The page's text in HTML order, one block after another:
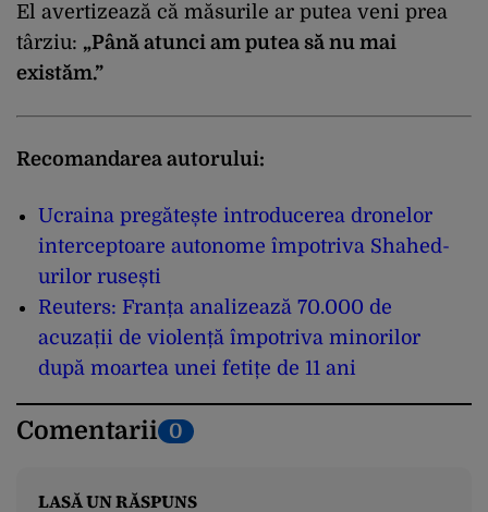
El avertizează că măsurile ar putea veni prea
târziu: „Până atunci am putea să nu mai
existăm.”
Recomandarea autorului:
Ucraina pregătește introducerea dronelor
interceptoare autonome împotriva Shahed-
urilor rusești
Reuters: Franța analizează 70.000 de
acuzații de violență împotriva minorilor
după moartea unei fetițe de 11 ani
Comentarii 0
LASĂ UN RĂSPUNS